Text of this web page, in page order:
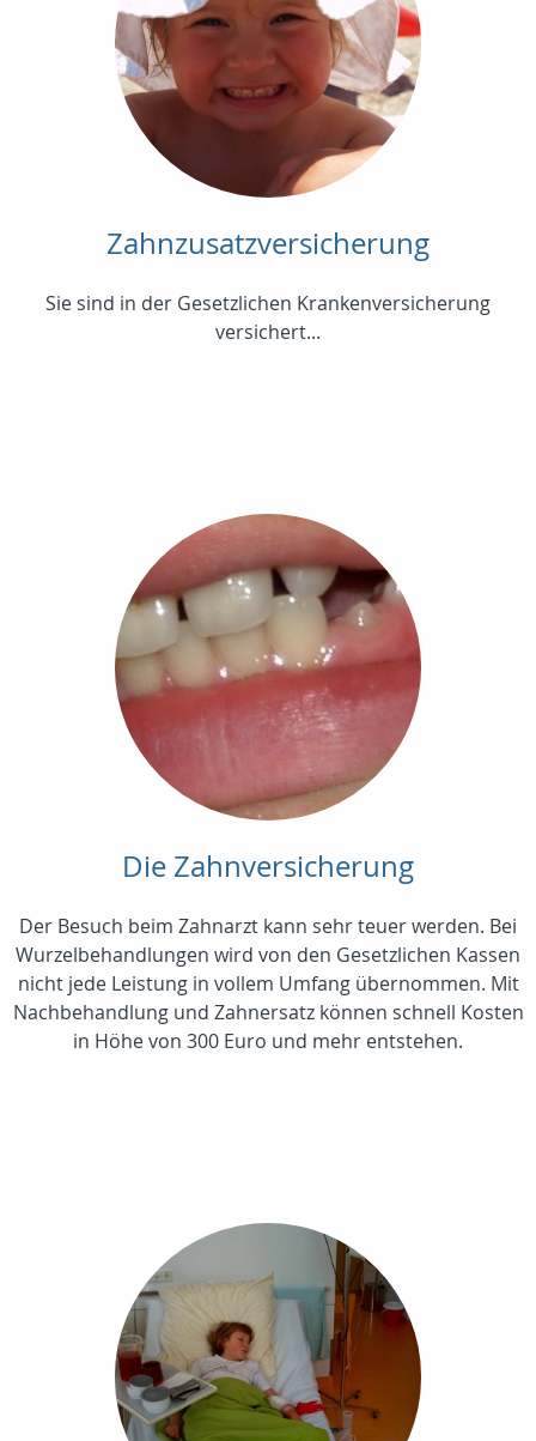
Zahnzusatzversicherung
Sie sind in der Gesetzlichen Krankenversicherung
versichert...
Die Zahnversicherung
Der Besuch beim Zahnarzt kann sehr teuer werden. Bei
Wurzelbehandlungen wird von den Gesetzlichen Kassen
nicht jede Leistung in vollem Umfang übernommen. Mit
Nachbehandlung und Zahnersatz können schnell Kosten
in Höhe von 300 Euro und mehr entstehen.